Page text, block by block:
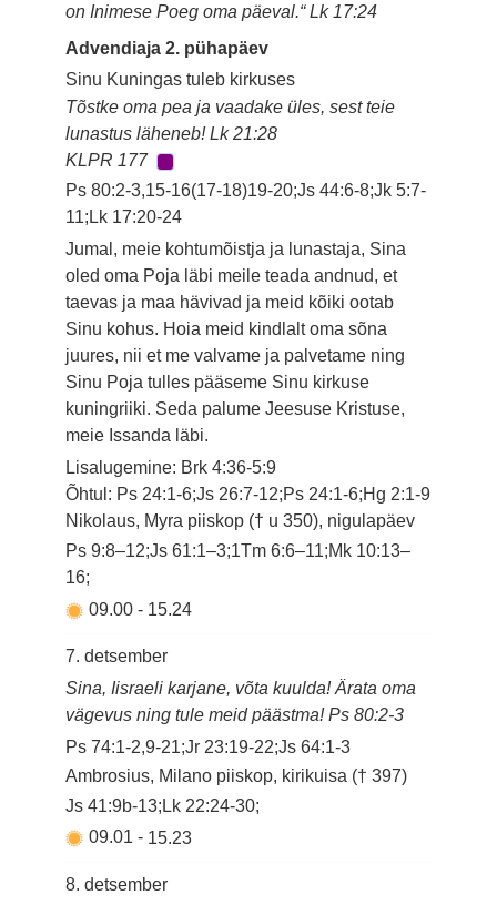
on Inimese Poeg oma päeval.“ Lk 17:24
Advendiaja 2. pühapäev
Sinu Kuningas tuleb kirkuses
Tõstke oma pea ja vaadake üles, sest teie
lunastus läheneb! Lk 21:28
KLPR 177
Ps 80:2-3,15-16(17-18)19-20;Js 44:6-8;Jk 5:7-
11;Lk 17:20-24
Jumal, meie kohtumõistja ja lunastaja, Sina
oled oma Poja läbi meile teada andnud, et
taevas ja maa hävivad ja meid kõiki ootab
Sinu kohus. Hoia meid kindlalt oma sõna
juures, nii et me valvame ja palvetame ning
Sinu Poja tulles pääseme Sinu kirkuse
kuningriiki. Seda palume Jeesuse Kristuse,
meie Issanda läbi.
Lisalugemine: Brk 4:36-5:9
Õhtul: Ps 24:1-6;Js 26:7-12;Ps 24:1-6;Hg 2:1-9
Nikolaus, Myra piiskop († u 350), nigulapäev
Ps 9:8–12;Js 61:1–3;1Tm 6:6–11;Mk 10:13–
16;
09.00- 15.24
7. detsember
Sina, Iisraeli karjane, võta kuulda! Ärata oma
vägevus ning tule meid päästma! Ps 80:2-3
Ps 74:1-2,9-21;Jr 23:19-22;Js 64:1-3
Ambrosius, Milano piiskop, kirikuisa († 397)
Js 41:9b-13;Lk 22:24-30;
09.01- 15.23
8. detsember